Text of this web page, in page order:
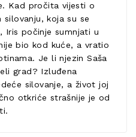
Kad pročita vijesti o
koja su se
Iris počinje sumnjati u
bio kod kuće, a vratio
Je li njezin Saša
grad? Izluđena
silovanje, a život joj
otkriće strašnije je od